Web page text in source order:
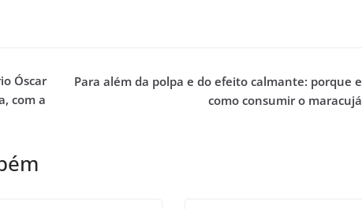
Óscar
com a
Para além da polpa e do efeito calmante: porque e
como consumir o maracujá